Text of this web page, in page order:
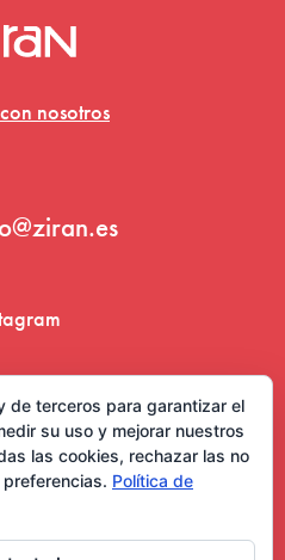
nosotros
de terceros para garantizar el
su uso y mejorar nuestros
las cookies, rechazar las no
Política de